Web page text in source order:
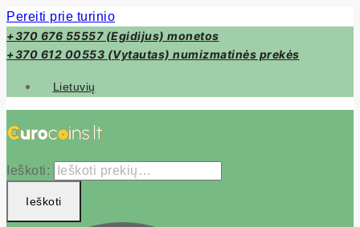
Pereiti prie turinio
+370 676 55557 (Egidijus) monetos
+370 612 00553 (Vytautas) numizmatinės prekės
Lietuvių
Ieškoti:
Ieškoti